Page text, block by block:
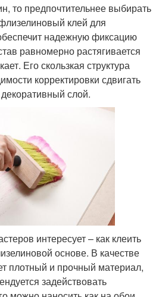
то предпочтительнее выбирать
клей для
надежную фиксацию
равномерно растягивается
Его скользкая структура
корректировки сдвигать
слой.
интересует – как клеить
основе. В качестве
плотный и прочный материал,
задействовать